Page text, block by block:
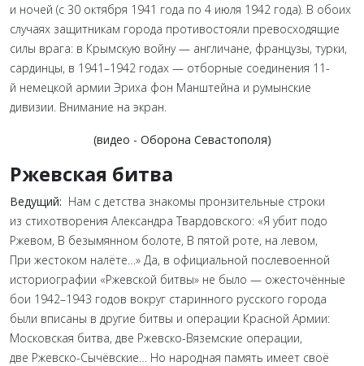
и ночей (с 30 октября 1941 года по 4 июля 1942 года). В обоих
случаях защитникам города противостояли превосходящие
силы врага: в Крымскую войну — англичане, французы, турки,
сардинцы, в 1941–1942 годах — отборные соединения 11-
й немецкой армии Эриха фон Манштейна и румынские
дивизии. Внимание на экран.
(видео - Оборона Севастополя)
Ржевская битва
Ведущий: Нам с детства знакомы пронзительные строки
из стихотворения Александра Твардовского: «Я убит подо
Ржевом, В безымянном болоте, В пятой роте, на левом,
При жестоком налёте…» Да, в официальной послевоенной
историографии «Ржевской битвы» не было — ожесточённые
бои 1942–1943 годов вокруг старинного русского города
были вписаны в другие битвы и операции Красной Армии:
Московская битва, две Ржевско-Вяземские операции,
две Ржевско-Сычёвские… Но народная память имеет своё